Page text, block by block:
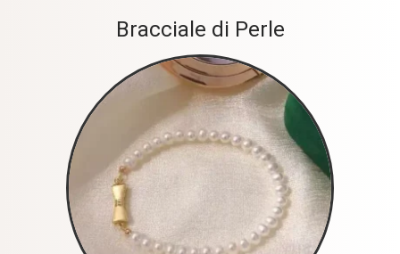
Bracciale di Perle